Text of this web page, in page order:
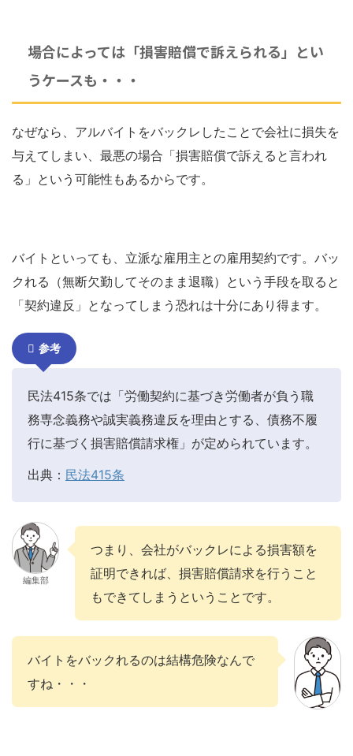
場合によっては「損害賠償で訴えられる」とい
うケースも・・・
なぜなら、アルバイトをバックレしたことで会社に損失を
与えてしまい、最悪の場合「損害賠償で訴えると言われ
る」という可能性もあるからです。
バイトといっても、立派な雇用主との雇用契約です。バッ
クれる（無断欠勤してそのまま退職）という手段を取ると
「契約違反」となってしまう恐れは十分にあり得ます。
参考
民法415条では「労働契約に基づき労働者が負う職
務専念義務や誠実義務違反を理由とする、債務不履
行に基づく損害賠償請求権」が定められています。
出典： 民法415条
編集部
つまり、会社がバックレによる損害額を
証明できれば、損害賠償請求を行うこと
もできてしまうということです。
バイトをバックれるのは結構危険なんで
すね・・・